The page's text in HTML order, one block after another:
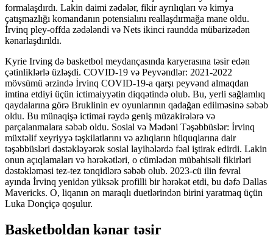
formalaşdırdı. Lakin daimi zədələr, fikir ayrılıqları və kimya
çatışmazlığı komandanın potensialını reallaşdırmağa mane oldu.
İrvinq pley-offda zədələndi və Nets ikinci raundda mübarizədən
kənarlaşdırıldı.
Kyrie Irving də basketbol meydançasında karyerasına təsir edən
çətinliklərlə üzləşdi. COVID-19 və Peyvəndlər: 2021-2022
mövsümü ərzində İrvinq COVID-19-a qarşı peyvənd almaqdan
imtina etdiyi üçün ictimaiyyətin diqqətində olub. Bu, yerli sağlamlıq
qaydalarına görə Bruklinin ev oyunlarının qadağan edilməsinə səbəb
oldu. Bu münaqişə ictimai rəydə geniş müzakirələrə və
parçalanmalara səbəb oldu. Sosial və Mədəni Təşəbbüslər: İrvinq
müxtəlif xeyriyyə təşkilatlarını və azlıqların hüquqlarına dair
təşəbbüsləri dəstəkləyərək sosial layihələrdə fəal iştirak edirdi. Lakin
onun açıqlamaları və hərəkətləri, o cümlədən mübahisəli fikirləri
dəstəkləməsi tez-tez tənqidlərə səbəb olub. 2023-cü ilin fevral
ayında İrvinq yenidən yüksək profilli bir hərəkət etdi, bu dəfə Dallas
Mavericks. O, liqanın ən maraqlı duetlərindən birini yaratmaq üçün
Luka Donçiçə qoşulur.
Basketboldan kənar təsir